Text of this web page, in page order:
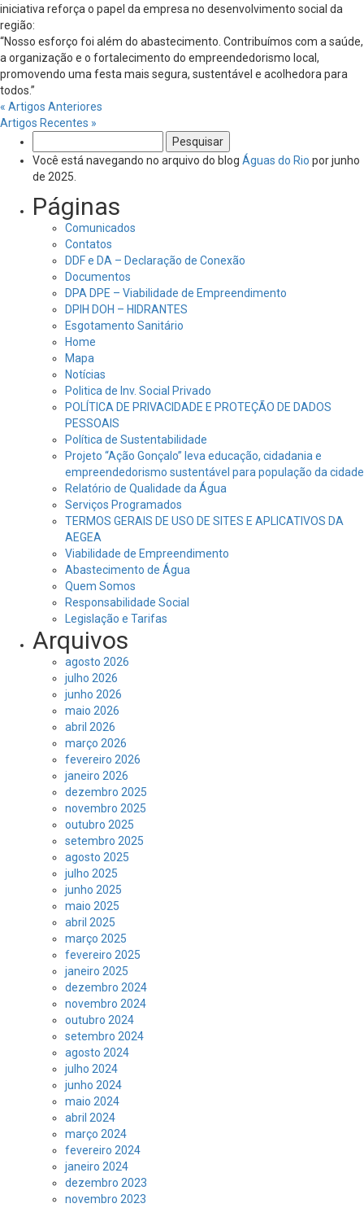
iniciativa reforça o papel da empresa no desenvolvimento social da
região:
“Nosso esforço foi além do abastecimento. Contribuímos com a saúde,
a organização e o fortalecimento do empreendedorismo local,
promovendo uma festa mais segura, sustentável e acolhedora para
todos.”
« Artigos Anteriores
Artigos Recentes »
por:
Você está navegando no arquivo do blog Águas do Rio por junho
de 2025.
Páginas
Comunicados
Contatos
DDF e DA – Declaração de Conexão
Documentos
DPA DPE – Viabilidade de Empreendimento
DPIH DOH – HIDRANTES
Esgotamento Sanitário
Home
Mapa
Notícias
Politica de Inv. Social Privado
POLÍTICA DE PRIVACIDADE E PROTEÇÃO DE DADOS
PESSOAIS
Política de Sustentabilidade
Projeto “Ação Gonçalo” leva educação, cidadania e
empreendedorismo sustentável para população da cidade
Relatório de Qualidade da Água
Serviços Programados
TERMOS GERAIS DE USO DE SITES E APLICATIVOS DA
AEGEA
Viabilidade de Empreendimento
Abastecimento de Água
Quem Somos
Responsabilidade Social
Legislação e Tarifas
Arquivos
agosto 2026
julho 2026
junho 2026
maio 2026
abril 2026
março 2026
fevereiro 2026
janeiro 2026
dezembro 2025
novembro 2025
outubro 2025
setembro 2025
agosto 2025
julho 2025
junho 2025
maio 2025
abril 2025
março 2025
fevereiro 2025
janeiro 2025
dezembro 2024
novembro 2024
outubro 2024
setembro 2024
agosto 2024
julho 2024
junho 2024
maio 2024
abril 2024
março 2024
fevereiro 2024
janeiro 2024
dezembro 2023
novembro 2023